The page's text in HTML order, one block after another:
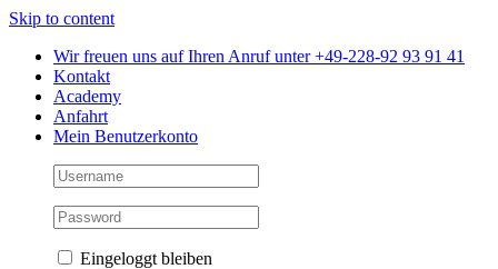
Skip to content
Wir freuen uns auf Ihren Anruf unter +49-228-92 93 91 41
Kontakt
Academy
Anfahrt
Mein Benutzerkonto
Eingeloggt bleiben